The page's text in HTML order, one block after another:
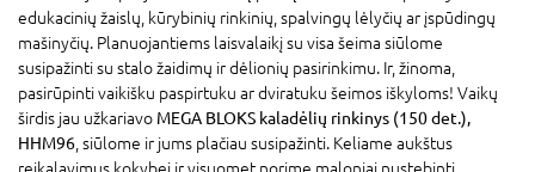
edukacinių žaislų, kūrybinių rinkinių, spalvingų lėlyčių ar įspūdingų
mašinyčių. Planuojantiems laisvalaikį su visa šeima siūlome
susipažinti su stalo žaidimų ir dėlionių pasirinkimu. Ir, žinoma,
pasirūpinti vaikišku paspirtuku ar dviratuku šeimos iškyloms! Vaikų
širdis jau užkariavo MEGA BLOKS kaladėlių rinkinys (150 det.),
HHM96, siūlome ir jums plačiau susipažinti. Keliame aukštus